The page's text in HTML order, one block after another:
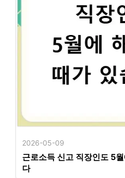
2026-05-09
근로소득 신고 직장인도 5
다